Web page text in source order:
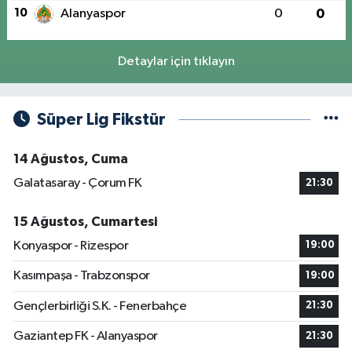
10 Alanyaspor 0 0
Detaylar için tıklayın
Süper Lig Fikstür
14 Ağustos, Cuma
Galatasaray - Çorum FK
21:30
15 Ağustos, Cumartesi
Konyaspor - Rizespor
19:00
Kasımpaşa - Trabzonspor 19:00
Gençlerbirliği S.K. - Fenerbahçe 21:30
Gaziantep FK - Alanyaspor 21:30